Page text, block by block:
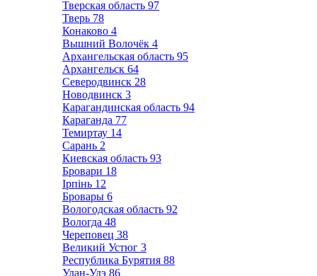
Тверская область 97
Тверь 78
Конаково 4
Вышний Волочёк 4
Архангельская область 95
Архангельск 64
Северодвинск 28
Новодвинск 3
Карагандинская область 94
Караганда 77
Темиртау 14
Сарань 2
Киевская область 93
Бровари 18
Ірпінь 12
Бровары 6
Вологодская область 92
Вологда 48
Череповец 38
Великий Устюг 3
Республика Бурятия 88
Улан-Удэ 86